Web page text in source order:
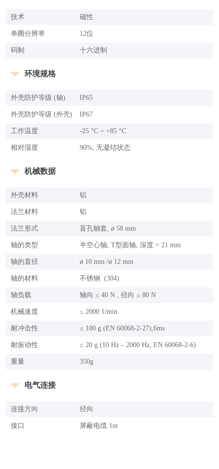
技术 磁性
单圈分辨率 12位
码制 十六进制
环境规格
外壳防护等级 (轴) IP65
外壳防护等级 (外壳) IP67
工作温度 -25 °C ~ +85 °C
相对湿度 90%, 无凝结状态
机械数据
外壳材料 铝
法兰材料 铝
法兰形式 盲孔轴套, ø 58 mm
轴的类型 半空心轴, T型面轴, 深度 = 21 mm
轴的直径 ø 10 mm /ø 12 mm
轴的材料 不锈钢 (304)
轴负载 轴向 ≤ 40 N , 径向 ≤ 80 N
机械速度 ≤ 2000 1/min
耐冲击性 ≤ 100 g (EN 60068-2-27),6ms
耐振动性 ≤ 20 g (10 Hz – 2000 Hz, EN 60068-2-6)
重量 350g
电气连接
连接方向 径向
接口 屏蔽电缆 1m